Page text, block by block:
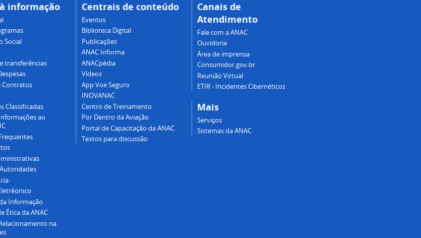
informação
Social
transferências
Contratos
Classificadas
ao
Informação
Ética da ANAC
na
Centrais de conteúdo
Eventos
Biblioteca Digital
Publicações
ANAC Informa
ANACpédia
Vídeos
App Voe Seguro
INOVANAC
Centro de Treinamento
Por Dentro da Aviação
Portal de Capacitação da ANAC
Textos para discussão
Canais de
Atendimento
Fale com a ANAC
Ouvidoria
Área de imprensa
Consumidor.gov.br
Reunião Virtual
ETIR - Incidentes Cibernéticos
Mais
Serviços
Sistemas da ANAC